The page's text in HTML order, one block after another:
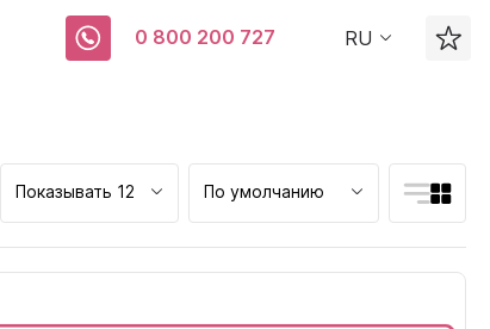
0 800 200 727 RU
Показывать 12 По умолчанию